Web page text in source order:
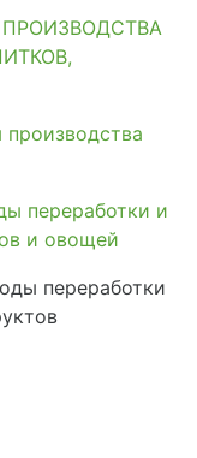
переработки и
и овощей
переработки